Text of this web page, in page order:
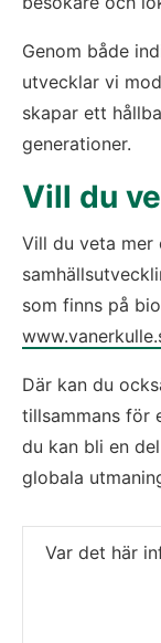
Genom både
utvecklar vi
skapar ett
generationer.
Vill du
Vill du veta mer
Där kan du
tillsammans för
du kan bli en
globala
Var det här